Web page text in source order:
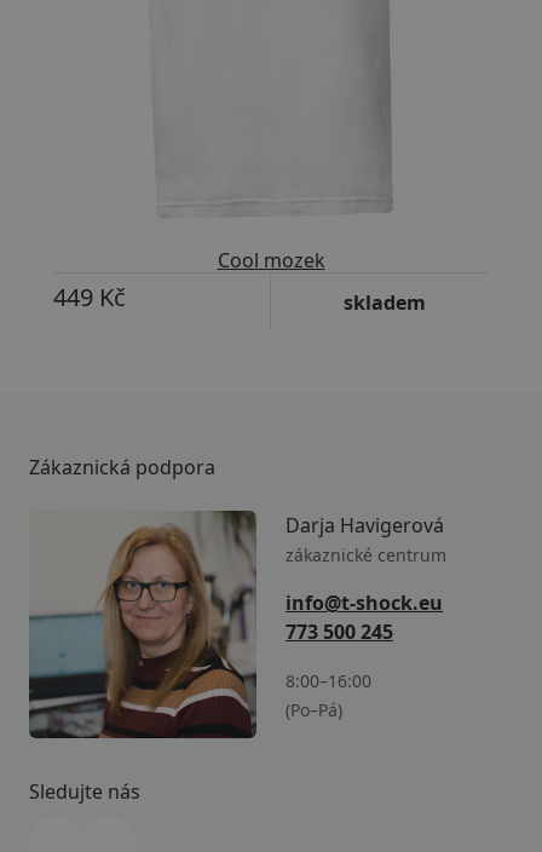
Cool mozek
449 Kč skladem
Zákaznická podpora
Darja Havigerová
zákaznické centrum
info@t-shock.eu
773 500 245
8:00–16:00
(Po–Pá)
Sledujte nás